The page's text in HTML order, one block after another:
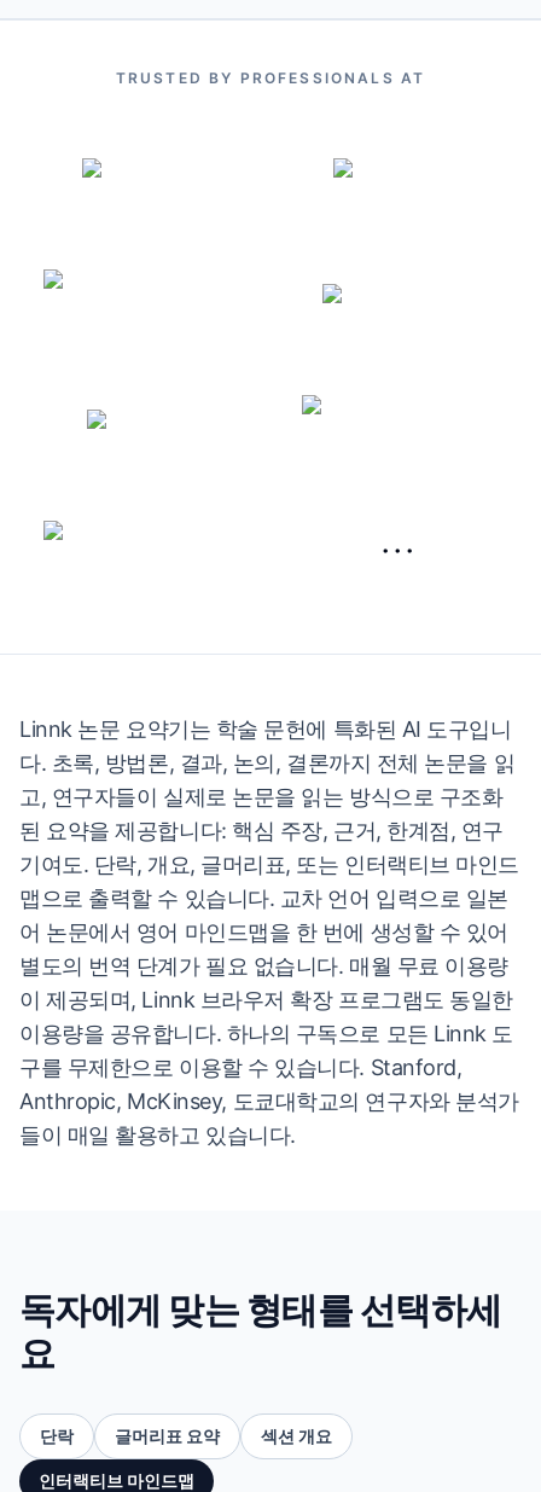
TRUSTED BY PROFESSIONALS AT
···
Linnk 논문 요약기는 학술 문헌에 특화된 AI 도구입니
다. 초록, 방법론, 결과, 논의, 결론까지 전체 논문을 읽
고, 연구자들이 실제로 논문을 읽는 방식으로 구조화
된 요약을 제공합니다: 핵심 주장, 근거, 한계점, 연구
기여도. 단락, 개요, 글머리표, 또는 인터랙티브 마인드
맵으로 출력할 수 있습니다. 교차 언어 입력으로 일본
어 논문에서 영어 마인드맵을 한 번에 생성할 수 있어
별도의 번역 단계가 필요 없습니다. 매월 무료 이용량
이 제공되며, Linnk 브라우저 확장 프로그램도 동일한
이용량을 공유합니다. 하나의 구독으로 모든 Linnk 도
구를 무제한으로 이용할 수 있습니다. Stanford,
Anthropic, McKinsey, 도쿄대학교의 연구자와 분석가
들이 매일 활용하고 있습니다.
독자에게 맞는 형태를 선택하세
요
단락 글머리표 요약 섹션 개요
인터랙티브 마인드맵